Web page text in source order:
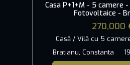
Casa P+1+M - 5 camere
Fotovoltaice -
270,000
Casă / Vilă cu 5
Bratianu, Constanta